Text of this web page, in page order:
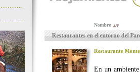
Nombre
Restaurantes en el entorno del
Restaurante
En un